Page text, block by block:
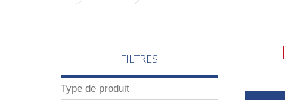
FILTRES
Type de produit